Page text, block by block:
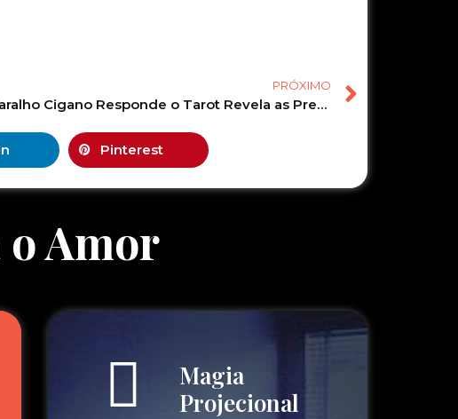
PRÓXIMO
Baralho Cigano Responde o Tarot Revela as Previsões pra você! #tarot #tarotonline #tarotreading 105
Pinterest
Amor
Magia
Projecional